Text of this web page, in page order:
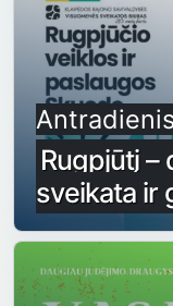
Rugpjūtį –
sveikata ir